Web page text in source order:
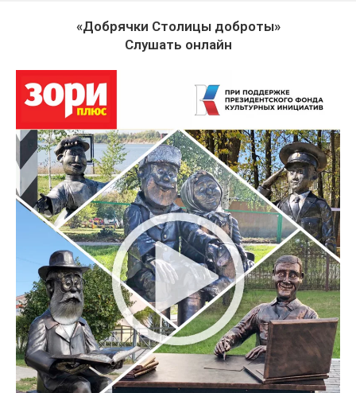
«Добрячки Столицы доброты»
Слушать онлайн